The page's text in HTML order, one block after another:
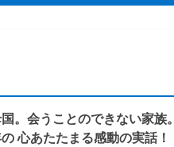
。会うことのできない家族。
心あたたまる感動の実話！